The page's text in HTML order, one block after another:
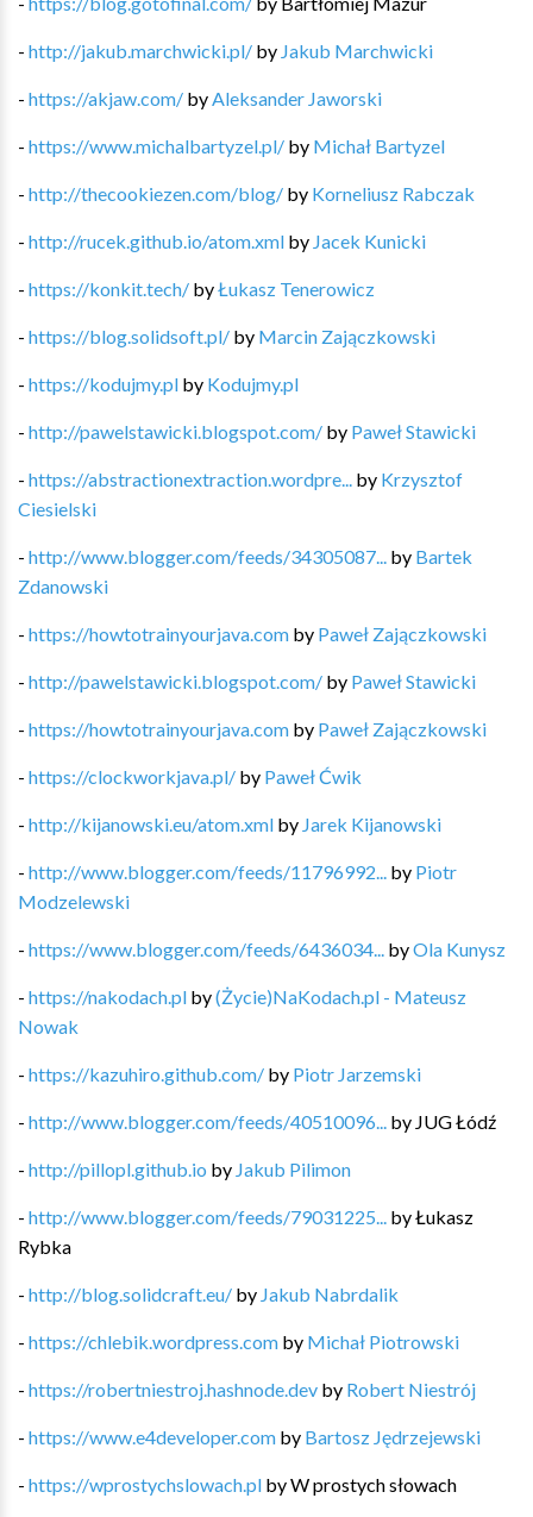
- http://jakub.marchwicki.pl/ by Jakub Marchwicki
- https://akjaw.com/ by Aleksander Jaworski
- https://www.michalbartyzel.pl/ by Michał Bartyzel
- http://thecookiezen.com/blog/ by Korneliusz Rabczak
- http://rucek.github.io/atom.xml by Jacek Kunicki
- https://konkit.tech/ byŁukasz Tenerowicz
- https://blog.solidsoft.pl/ by Marcin Zajączkowski
- https://kodujmy.pl by Kodujmy.pl
- http://pawelstawicki.blogspot.com/ by Paweł Stawicki
- https://abstractionextraction.wordpre... by Krzysztof
Ciesielski
- http://www.blogger.com/feeds/34305087... by Bartek
Zdanowski
- https://howtotrainyourjava.com by Paweł Zajączkowski
- http://pawelstawicki.blogspot.com/ by Paweł Stawicki
- https://howtotrainyourjava.com by Paweł Zajączkowski
- https://clockworkjava.pl/ by Paweł Ćwik
- http://kijanowski.eu/atom.xml by Jarek Kijanowski
- http://www.blogger.com/feeds/11796992... by Piotr
Modzelewski
- https://www.blogger.com/feeds/6436034... byOla Kunysz
- https://nakodach.pl by(Życie)NaKodach.pl - Mateusz
Nowak
- https://kazuhiro.github.com/ by Piotr Jarzemski
- http://www.blogger.com/feeds/40510096... by JUG Łódź
- http://pillopl.github.io by Jakub Pilimon
- http://www.blogger.com/feeds/79031225... byŁukasz
Rybka
- http://blog.solidcraft.eu/ by Jakub Nabrdalik
- https://chlebik.wordpress.com by Michał Piotrowski
- https://robertniestroj.hashnode.dev by Robert Niestrój
- https://www.e4developer.com by Bartosz Jędrzejewski
- https://wprostychslowach.pl byW prostych słowach